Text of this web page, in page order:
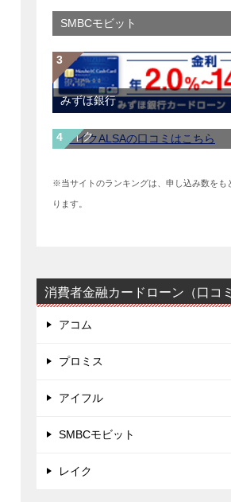
SMBCモビット
みずほ銀行
レイク
※当サイトのランキングは、申し込み数をも
ります。
消費者金融カードローン（口コ
アコム
プロミス
アイフル
SMBCモビット
レイク